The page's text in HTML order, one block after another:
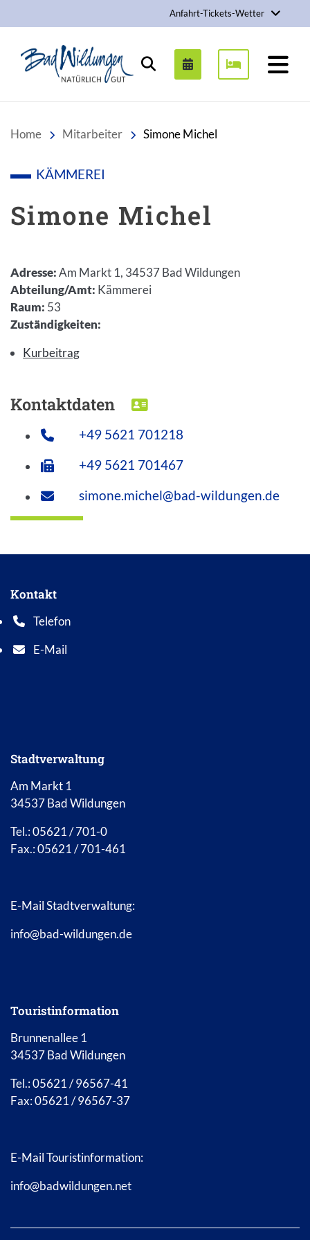
Anfahrt-Tickets-Wetter
Stadt Bad Wildungen
Suchen
Home Mitarbeiter Simone Michel
Kontaktdaten DOWNLOAD VCARD
+49 5621 701218
+49 5621 701467
simone.michel@bad-wildungen.de
Simone Michel
KÄMMEREI
Adresse:Am Markt 1, 34537 Bad Wildungen
Abteilung/Amt: Kämmerei
Raum: 53
Zuständigkeiten:
Kurbeitrag
Kontakt
Telefon
Telefonnummer: 0 5 6 2 1 7 0 1 0
E-Mail
E-Mail Adresse: info@bad-wildungen.de
Stadtverwaltung
Am Markt 1
34537 Bad Wildungen
Tel.: 05621 / 701-0
Fax.: 05621 / 701-461
E-Mail Stadtverwaltung:
info@bad-wildungen.de
Touristinformation
Brunnenallee 1
34537 Bad Wildungen
Tel.: 05621 / 96567-41
Fax: 05621 / 96567-37
E-Mail Touristinformation:
info@badwildungen.net